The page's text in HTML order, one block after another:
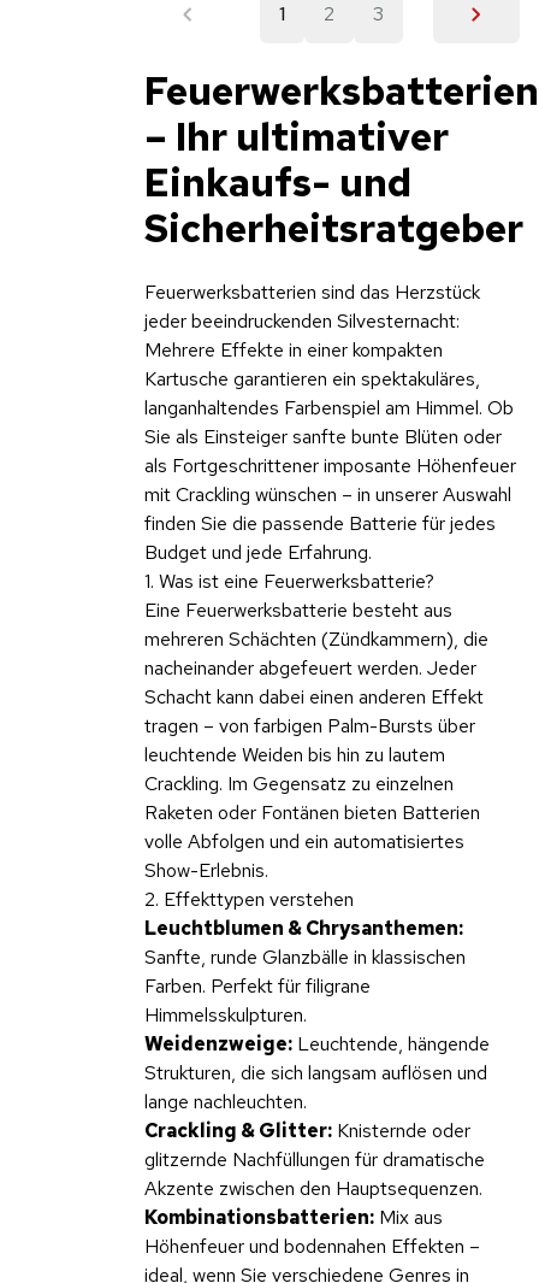
1 2 3
Feuerwerksbatterien
– Ihr ultimativer
Einkaufs- und
Sicherheitsratgeber
Feuerwerksbatterien sind das Herzstück
jeder beeindruckenden Silvesternacht:
Mehrere Effekte in einer kompakten
Kartusche garantieren ein spektakuläres,
langanhaltendes Farbenspiel am Himmel. Ob
Sie als Einsteiger sanfte bunte Blüten oder
als Fortgeschrittener imposante Höhenfeuer
mit Crackling wünschen – in unserer Auswahl
finden Sie die passende Batterie für jedes
Budget und jede Erfahrung.
1. Was ist eine Feuerwerksbatterie?
Eine Feuerwerksbatterie besteht aus
mehreren Schächten (Zündkammern), die
nacheinander abgefeuert werden. Jeder
Schacht kann dabei einen anderen Effekt
tragen – von farbigen Palm-Bursts über
leuchtende Weiden bis hin zu lautem
Crackling. Im Gegensatz zu einzelnen
Raketen oder Fontänen bieten Batterien
volle Abfolgen und ein automatisiertes
Show-Erlebnis.
2. Effekttypen verstehen
Leuchtblumen & Chrysanthemen:
Sanfte, runde Glanzbälle in klassischen
Farben. Perfekt für filigrane
Himmelsskulpturen.
Weidenzweige:Leuchtende, hängende
Strukturen, die sich langsam auflösen und
lange nachleuchten.
Crackling & Glitter:Knisternde oder
glitzernde Nachfüllungen für dramatische
Akzente zwischen den Hauptsequenzen.
Kombinationsbatterien:Mix aus
Höhenfeuer und bodennahen Effekten –
ideal, wenn Sie verschiedene Genres in